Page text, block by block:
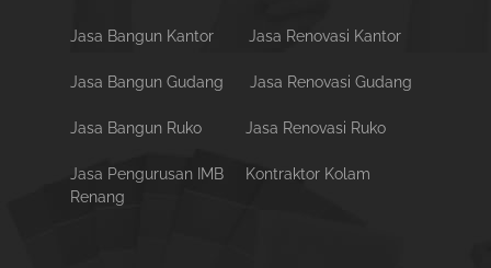
Jasa Bangun Kantor Jasa Renovasi Kantor
Jasa Bangun Gudang Jasa Renovasi Gudang
Jasa Bangun Ruko Jasa Renovasi Ruko
Jasa Pengurusan IMB
Kontraktor Kolam
Renang